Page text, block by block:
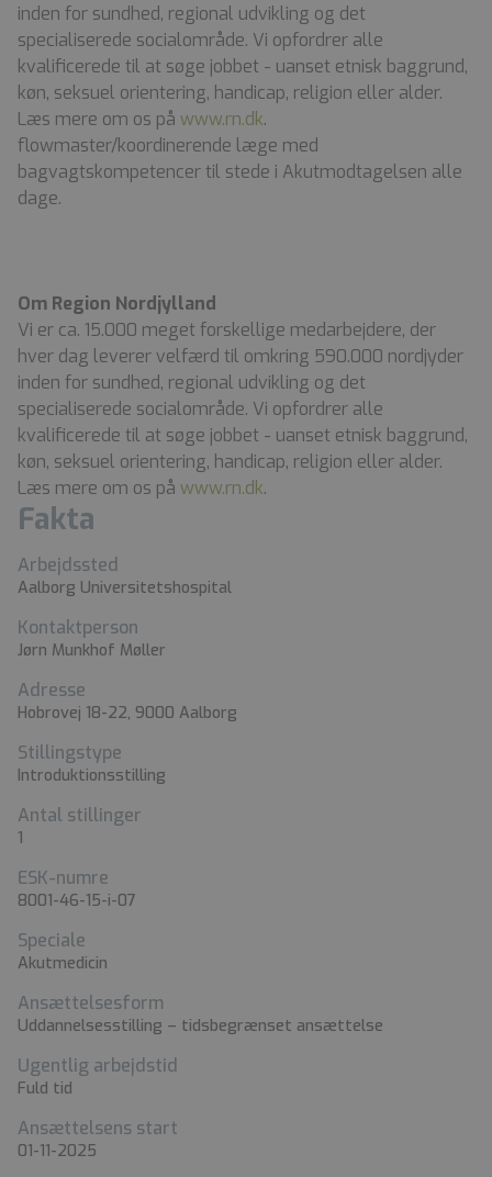
inden for sundhed, regional udvikling og det
specialiserede socialområde. Vi opfordrer alle
kvalificerede til at søge jobbet - uanset etnisk baggrund,
køn, seksuel orientering, handicap, religion eller alder.
Læs mere om os på www.rn.dk.
flowmaster/koordinerende læge med
bagvagtskompetencer til stede i Akutmodtagelsen alle
dage.
Om Region Nordjylland
Vi er ca. 15.000 meget forskellige medarbejdere, der
hver dag leverer velfærd til omkring 590.000 nordjyder
inden for sundhed, regional udvikling og det
specialiserede socialområde. Vi opfordrer alle
kvalificerede til at søge jobbet - uanset etnisk baggrund,
køn, seksuel orientering, handicap, religion eller alder.
Læs mere om os på www.rn.dk.
Fakta
Arbejdssted
Aalborg Universitetshospital
Kontaktperson
Jørn Munkhof Møller
Adresse
Hobrovej 18-22, 9000 Aalborg
Stillingstype
Introduktionsstilling
Antal stillinger
1
ESK-numre
8001-46-15-i-07
Speciale
Akutmedicin
Ansættelsesform
Uddannelsesstilling – tidsbegrænset ansættelse
Ugentlig arbejdstid
Fuld tid
Ansættelsens start
01-11-2025